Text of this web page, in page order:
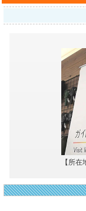
【所